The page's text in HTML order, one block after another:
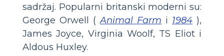
sadržaj. Popularni britanski moderni su:
George Orwell (Animal Farm i 1984 ),
James Joyce, Virginia Woolf, TS Eliot i
Aldous Huxley.